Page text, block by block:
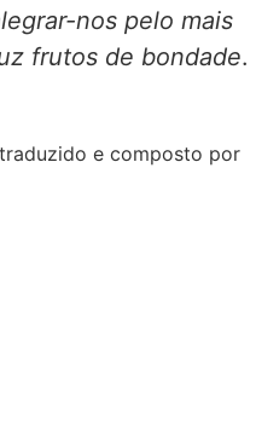
nos pelo mais
frutos de bondade.
e composto por